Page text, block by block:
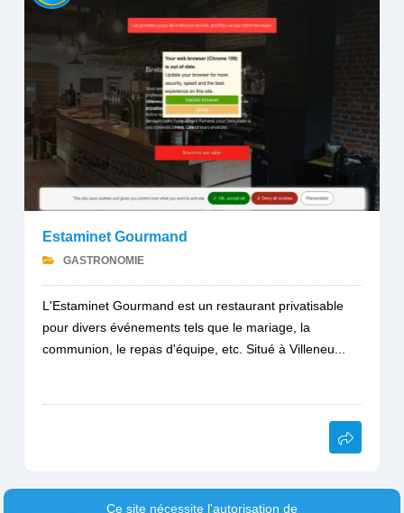
Estaminet Gourmand
GASTRONOMIE
L'Estaminet Gourmand est un restaurant privatisable
pour divers événements tels que le mariage, la
communion, le repas d'équipe, etc. Situé à Villeneu...
Ce site nécessite l'autorisation de